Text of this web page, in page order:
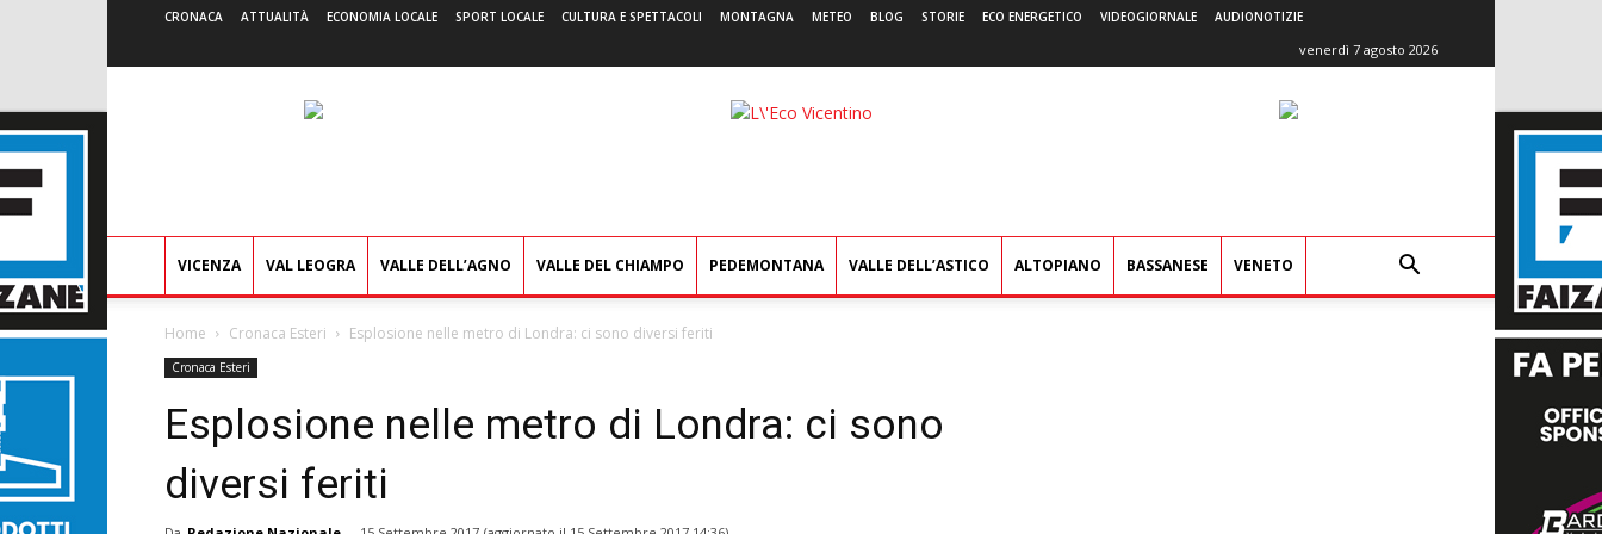
CRONACA ATTUALITÀ ECONOMIA LOCALE SPORT LOCALE CULTURA E SPETTACOLI MONTAGNA METEO BLOG STORIE ECO ENERGETICO VIDEOGIORNALE AUDIONOTIZIE
venerdì 7 agosto 2026
L'Eco
VICENZA VAL LEOGRA VALLE DELL’AGNO VALLE DEL CHIAMPO PEDEMONTANA VALLE DELL’ASTICO ALTOPIANO BASSANESE VENETO
Home Cronaca Esteri Esplosione nelle metro di Londra: ci sono diversi feriti
Cronaca Esteri
Esplosione nelle metro di Londra: ci sono
diversi feriti